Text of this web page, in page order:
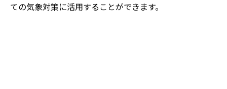
ての気象対策に活用することができます。